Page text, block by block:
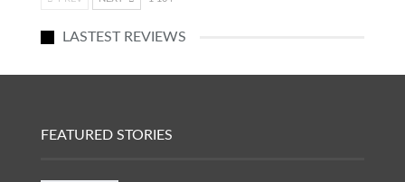
LASTEST REVIEWS
FEATURED STORIES